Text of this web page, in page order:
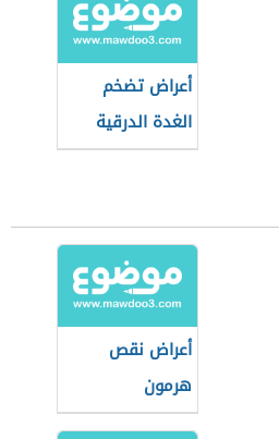
أعراض تضخم
الغدة الدرقية
أعراض نقص
هرمون
البروجسترون